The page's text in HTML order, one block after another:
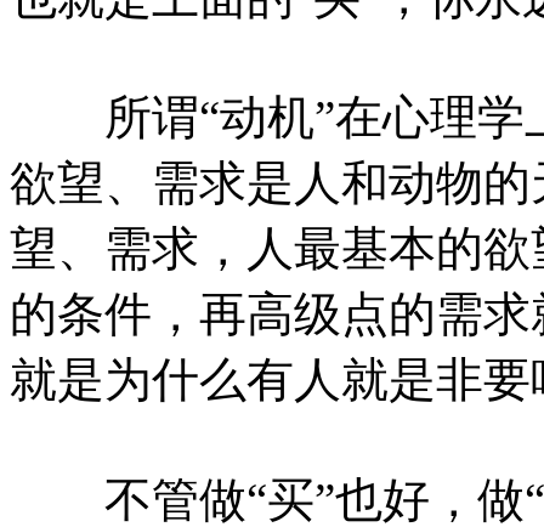
所谓“动机”在心理学
欲望、需求是人和动物
望、需求，人最基本的
的条件，再高级点的需
就是为什么有人就是非
不管做“买”也好，做“